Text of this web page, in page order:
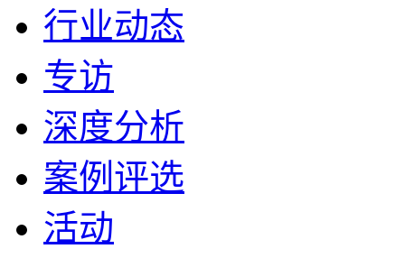
行业动态
专访
深度分析
案例评选
活动